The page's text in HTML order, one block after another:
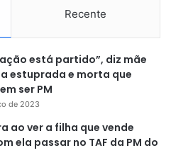
Recente
está partido”, diz mãe
estuprada e morta que
ser PM
de 2023
ao ver a filha que vende
ela passar no TAF da PM do